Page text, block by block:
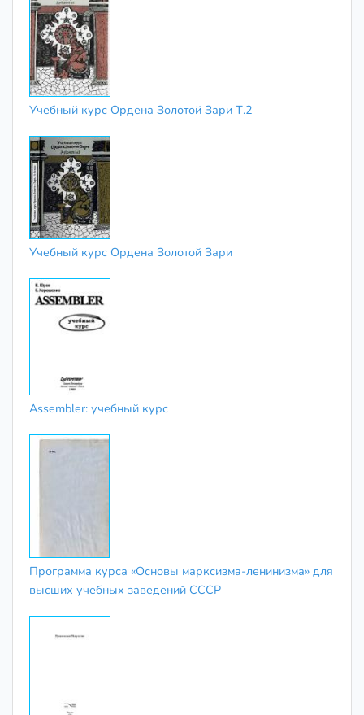
Учебный курс Ордена Золотой Зари Т.2
Учебный курс Ордена Золотой Зари
Assembler: учебный курс
Программа курса «Основы марксизма-ленинизма» для
высших учебных заведений СССР